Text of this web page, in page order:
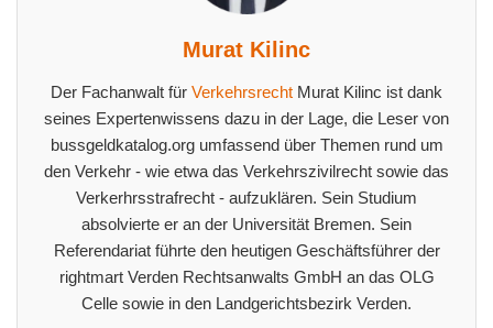
Murat Kilinc
Der Fachanwalt für Verkehrsrecht Murat Kilinc ist dank
seines Expertenwissens dazu in der Lage, die Leser von
bussgeldkatalog.org umfassend über Themen rund um
den Verkehr - wie etwa das Verkehrszivilrecht sowie das
Verkerhrsstrafrecht - aufzuklären. Sein Studium
absolvierte er an der Universität Bremen. Sein
Referendariat führte den heutigen Geschäftsführer der
rightmart Verden Rechtsanwalts GmbH an das OLG
Celle sowie in den Landgerichtsbezirk Verden.